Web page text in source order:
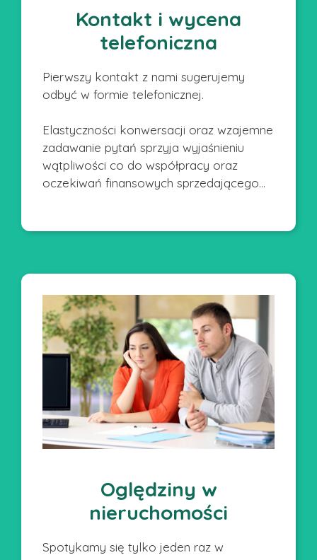
Kontakt i wycena
telefoniczna
Pierwszy kontakt z nami sugerujemy
odbyć w formie telefonicznej.
Elastyczności konwersacji oraz wzajemne
zadawanie pytań sprzyja wyjaśnieniu
wątpliwości co do współpracy oraz
oczekiwań finansowych sprzedającego…
Oględziny w
nieruchomości
Spotykamy się tylko jeden raz w